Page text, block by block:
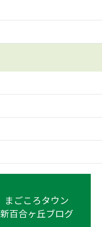
まごころタウン
新百合ヶ丘ブログ